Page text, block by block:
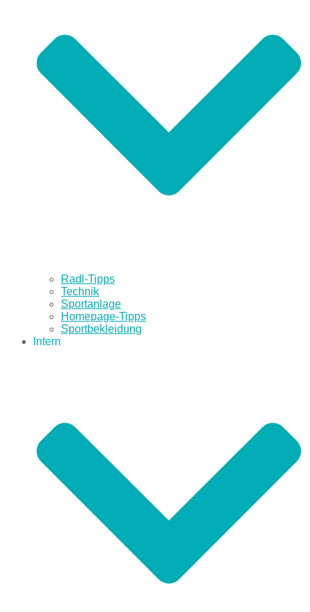
Radl-Tipps
Technik
Sportanlage
Homepage-Tipps
Sportbekleidung
Intern